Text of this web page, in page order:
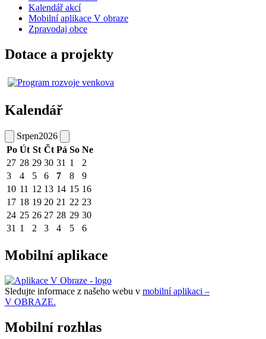
Kalendář akcí
Mobilní aplikace V obraze
Zpravodaj obce
Dotace a projekty
Kalendář
Srpen2026
Po Út St Čt Pá So Ne
27 28 29 30 31 1
2
3
4 5 6 7 8
9
10 11 12 13 14 15 16
17 18 19 20 21 22 23
24 25 26 27 28 29 30
31 1 2 3 4 5 6
Mobilní aplikace
Sledujte informace z našeho webu v mobilní aplikaci –
V OBRAZE.
Mobilní rozhlas